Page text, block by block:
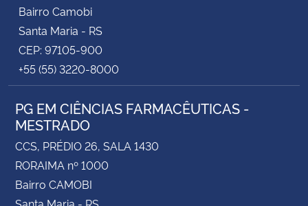
Bairro Camobi
Santa Maria - RS
CEP: 97105-900
+55 (55) 3220-8000
PG EM CIÊNCIAS FARMACÊUTICAS -
MESTRADO
CCS, PRÉDIO 26, SALA 1430
RORAIMA nº 1000
Bairro CAMOBI
Santa Maria - RS